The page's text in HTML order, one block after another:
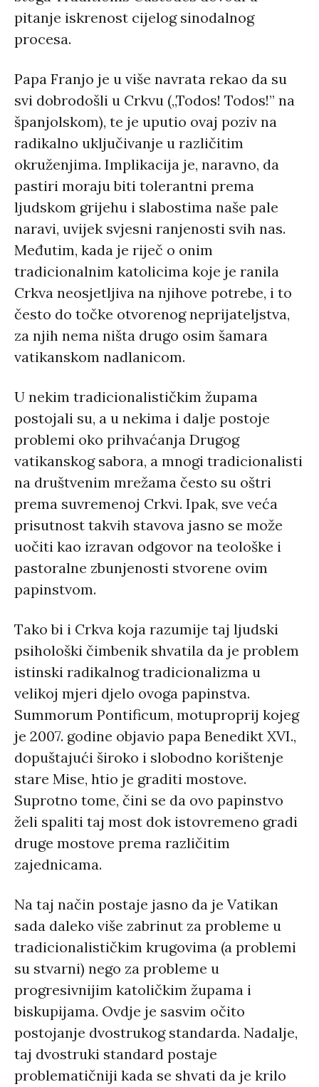
pitanje iskrenost cijelog sinodalnog
procesa.
Papa Franjo je u više navrata rekao da su
svi dobrodošli u Crkvu („Todos! Todos!” na
španjolskom), te je uputio ovaj poziv na
radikalno uključivanje u različitim
okruženjima. Implikacija je, naravno, da
pastiri moraju biti tolerantni prema
ljudskom grijehu i slabostima naše pale
naravi, uvijek svjesni ranjenosti svih nas.
Međutim, kada je riječ o onim
tradicionalnim katolicima koje je ranila
Crkva neosjetljiva na njihove potrebe, i to
često do točke otvorenog neprijateljstva,
za njih nema ništa drugo osim šamara
vatikanskom nadlanicom.
U nekim tradicionalističkim župama
postojali su, a u nekima i dalje postoje
problemi oko prihvaćanja Drugog
vatikanskog sabora, a mnogi tradicionalisti
na društvenim mrežama često su oštri
prema suvremenoj Crkvi. Ipak, sve veća
prisutnost takvih stavova jasno se može
uočiti kao izravan odgovor na teološke i
pastoralne zbunjenosti stvorene ovim
papinstvom.
Tako bi i Crkva koja razumije taj ljudski
psihološki čimbenik shvatila da je problem
istinski radikalnog tradicionalizma u
velikoj mjeri djelo ovoga papinstva.
Summorum Pontificum, motuproprij kojeg
je 2007. godine objavio papa Benedikt XVI.,
dopuštajući široko i slobodno korištenje
stare Mise, htio je graditi mostove.
Suprotno tome, čini se da ovo papinstvo
želi spaliti taj most dok istovremeno gradi
druge mostove prema različitim
zajednicama.
Na taj način postaje jasno da je Vatikan
sada daleko više zabrinut za probleme u
tradicionalističkim krugovima (a problemi
su stvarni) nego za probleme u
progresivnijim katoličkim župama i
biskupijama. Ovdje je sasvim očito
postojanje dvostrukog standarda. Nadalje,
taj dvostruki standard postaje
problematičniji kada se shvati da je krilo